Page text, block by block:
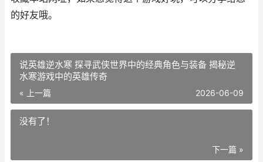
的好友哦。
说英雄逆水寒 探寻武侠世界中的经典角色与装备 揭秘逆
水寒游戏中的英雄传奇
« 上一篇 2026-06-09
没有了！
下一篇 »